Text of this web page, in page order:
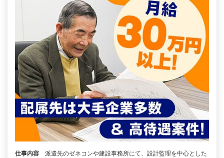
仕事内容
派遣先のゼネコンや建設事務所にて、設計監理を中心とした